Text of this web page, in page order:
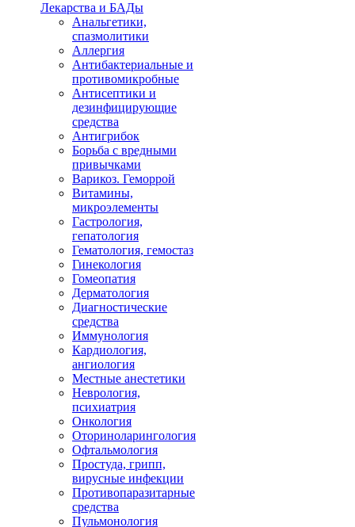
Лекарства и БАДы
Анальгетики,
спазмолитики
Аллергия
Антибактериальные и
противомикробные
Антисептики и
дезинфицирующие
средства
Антигрибок
Борьба с вредными
привычками
Варикоз. Геморрой
Витамины,
микроэлементы
Гастрология,
гепатология
Гематология, гемостаз
Гинекология
Гомеопатия
Дерматология
Диагностические
средства
Иммунология
Кардиология,
ангиология
Местные анестетики
Неврология,
психиатрия
Онкология
Оториноларингология
Офтальмология
Простуда, грипп,
вирусные инфекции
Противопаразитарные
средства
Пульмонология